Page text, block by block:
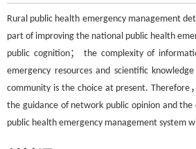
Rural public health emergency management
part of improving the national public health
public cognition； the complexity of
emergency resources and scientific
community is the choice at present. Therefore
the guidance of network public opinion and
public health emergency management system